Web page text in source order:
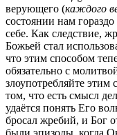
верующего (каждого
состоянии нам
себе. Как следствие,
Божьей стал
что этим способом
обязательно с
злоупотребляйте
том, что есть смысл
удаётся понять Его
бросал жребий, и Бог
были эпизоды, когда